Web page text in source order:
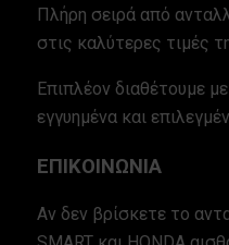
Πλήρη σειρά από
στις καλύτερες τιμές
Επιπλέον διαθέτουμε
εγγυημένα και
ΕΠΙΚΟΙΝΩΝΙΑ
Αν δεν βρίσκετε το